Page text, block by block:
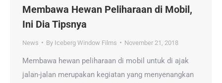
Membawa Hewan Peliharaan di Mobil,
Ini Dia Tipsnya
News By Iceberg Window Films November 21, 2018
Membawa hewan peliharaan di mobil untuk di ajak
jalan-jalan merupakan kegiatan yang menyenangkan